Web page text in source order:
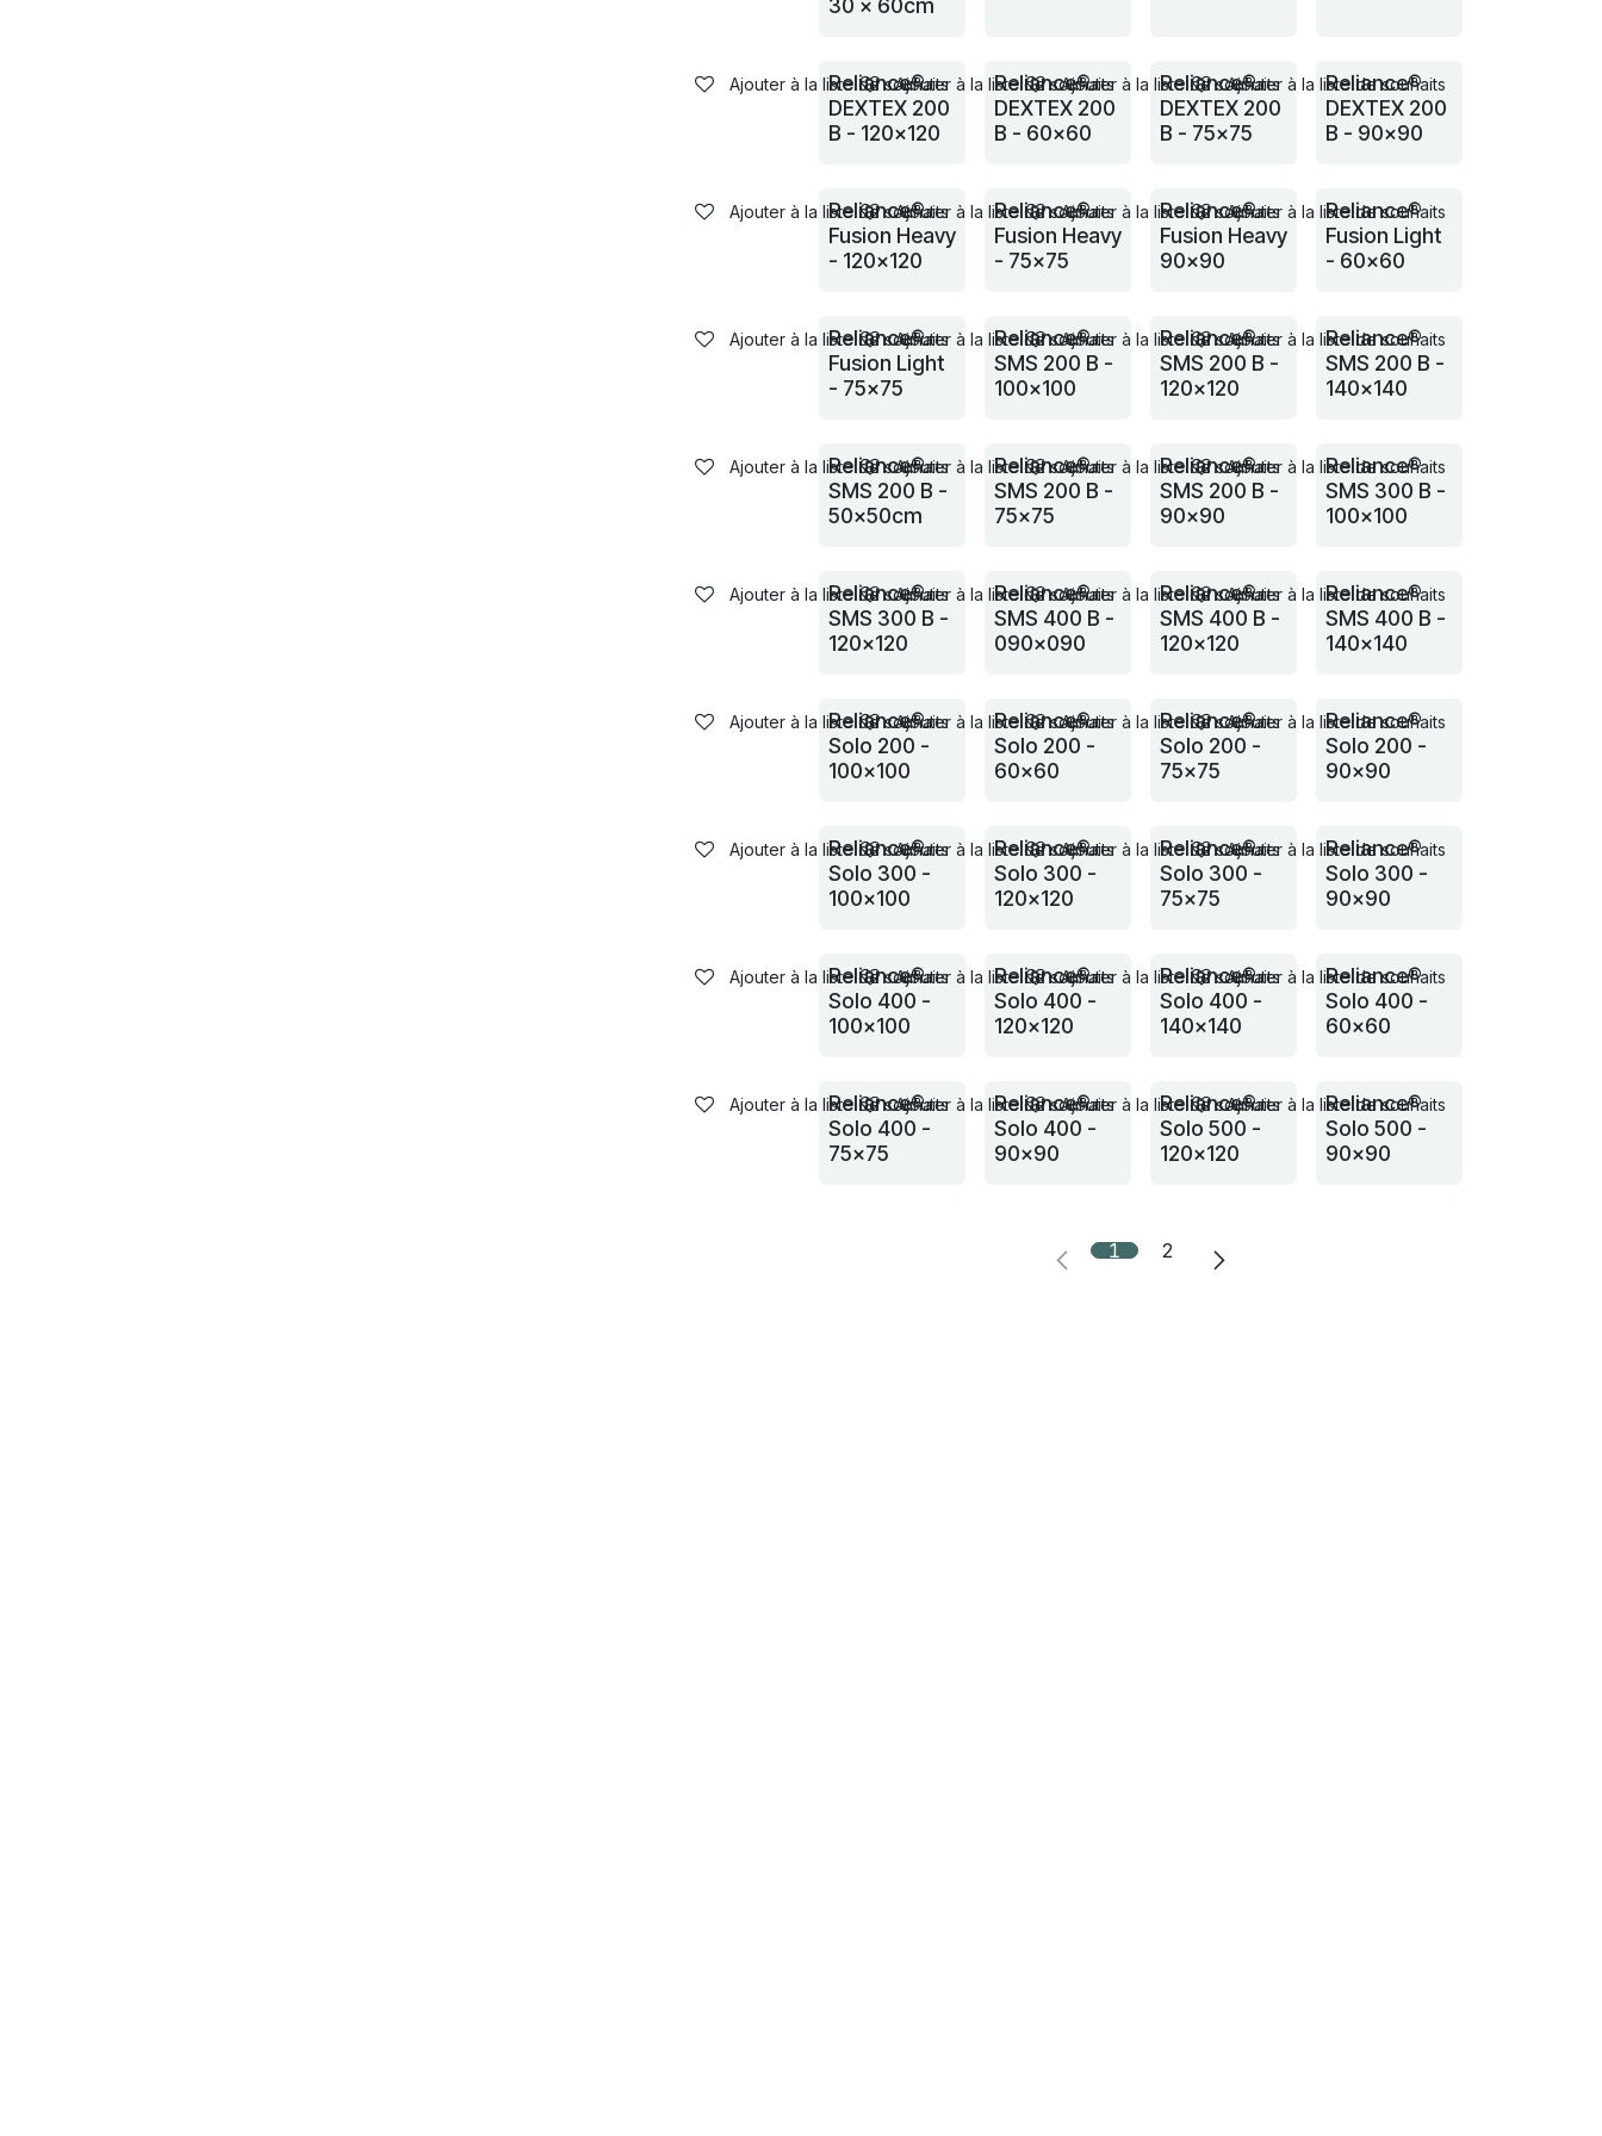
30 x 60cm
Reliance®
DEXTEX 200
B - 120x120
Ajouter à la liste de souhaits
Reliance®
DEXTEX 200
B - 60x60
Ajouter à la liste de souhaits
Reliance®
DEXTEX 200
B - 75x75
Ajouter à la liste de souhaits
Reliance®
DEXTEX 200
B - 90x90
Ajouter à la liste de souhaits
Reliance®
Fusion Heavy
- 120x120
Ajouter à la liste de souhaits
Reliance®
Fusion Heavy
- 75x75
Ajouter à la liste de souhaits
Reliance®
Fusion Heavy
90x90
Ajouter à la liste de souhaits
Reliance®
Fusion Light
- 60x60
Ajouter à la liste de souhaits
Reliance®
Fusion Light
- 75x75
Ajouter à la liste de souhaits
Reliance®
SMS 200 B -
100x100
Ajouter à la liste de souhaits
Reliance®
SMS 200 B -
120x120
Ajouter à la liste de souhaits
Reliance®
SMS 200 B -
140x140
Ajouter à la liste de souhaits
Reliance®
SMS 200 B -
50x50cm
Ajouter à la liste de souhaits
Reliance®
SMS 200 B -
75x75
Ajouter à la liste de souhaits
Reliance®
SMS 200 B -
90x90
Ajouter à la liste de souhaits
Reliance®
SMS 300 B -
100x100
Ajouter à la liste de souhaits
Reliance®
SMS 300 B -
120x120
Ajouter à la liste de souhaits
Reliance®
SMS 400 B -
090x090
Ajouter à la liste de souhaits
Reliance®
SMS 400 B -
120x120
Ajouter à la liste de souhaits
Reliance®
SMS 400 B -
140x140
Ajouter à la liste de souhaits
Reliance®
Solo 200 -
100x100
Ajouter à la liste de souhaits
Reliance®
Solo 200 -
60x60
Ajouter à la liste de souhaits
Reliance®
Solo 200 -
75x75
Ajouter à la liste de souhaits
Reliance®
Solo 200 -
90x90
Ajouter à la liste de souhaits
Reliance®
Solo 300 -
100x100
Ajouter à la liste de souhaits
Reliance®
Solo 300 -
120x120
Ajouter à la liste de souhaits
Reliance®
Solo 300 -
75x75
Ajouter à la liste de souhaits
Reliance®
Solo 300 -
90x90
Ajouter à la liste de souhaits
Reliance®
Solo 400 -
100x100
Ajouter à la liste de souhaits
Reliance®
Solo 400 -
120x120
Ajouter à la liste de souhaits
Reliance®
Solo 400 -
140x140
Ajouter à la liste de souhaits
Reliance®
Solo 400 -
60x60
Ajouter à la liste de souhaits
Reliance®
Solo 400 -
75x75
Ajouter à la liste de souhaits
Reliance®
Solo 400 -
90x90
Ajouter à la liste de souhaits
Reliance®
Solo 500 -
120x120
Ajouter à la liste de souhaits
Reliance®
Solo 500 -
90x90
Ajouter à la liste de souhaits
1 2